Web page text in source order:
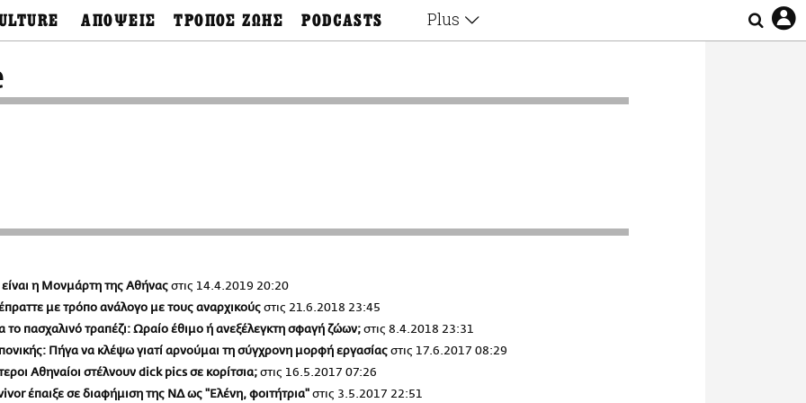
περιεχόμενο
ΑΠΟΨΕΙΣ ΤΡΟΠΟΣ ΖΩΗΣ PODCASTS
Αληθινά Εγκλήματα
Το κρασί με απλά
λόγια
Ζούμε, ρε!
Plus
η Μονμάρτη της Αθήναςστις 14.4.2019 20:20
με τρόπο ανάλογο με τους αναρχικούςστις 21.6.2018 23:45
το πασχαλινό τραπέζι: Ωραίο έθιμο ή ανεξέλεγκτη σφαγή ζώων;στις 8.4.2018 23:31
Πήγα να κλέψω γιατί αρνούμαι τη σύγχρονη μορφή εργασίαςστις 17.6.2017 08:29
Αθηναίοι στέλνουν dick pics σε κορίτσια;στις 16.5.2017 07:26
έπαιξε σε διαφήμιση της ΝΔ ως "Ελένη, φοιτήτρια"στις 3.5.2017 22:51